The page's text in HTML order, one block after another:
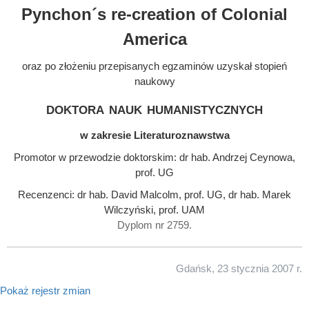
Pynchon´s re-creation of Colonial
America
oraz po złożeniu przepisanych egzaminów uzyskał stopień
naukowy
doktora nauk humanistycznych
w zakresie Literaturoznawstwa
Promotor w przewodzie doktorskim: dr hab. Andrzej Ceynowa,
prof. UG
Recenzenci: dr hab. David Malcolm, prof. UG, dr hab. Marek
Wilczyński, prof. UAM
Dyplom nr 2759.
Gdańsk, 23 stycznia 2007 r.
Pokaż rejestr zmian